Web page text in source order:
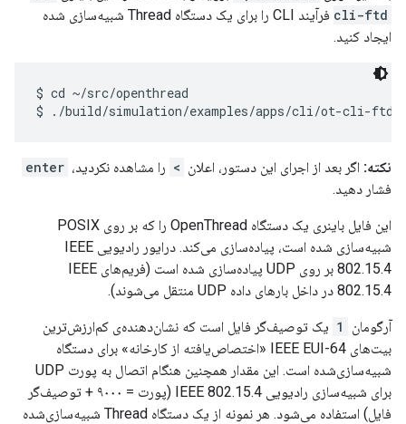
cli-ftd
فرآیند CLI را برای یک دستگاه Thread شبیه‌سازی شده
ایجاد کنید.
$ cd ~/src/openthread
نکته: اگر بعد از اجرای این دستور، اعلان > را مشاهده نکردید، enter
فشار دهید.
این فایل باینری یک دستگاه OpenThread را که بر روی POSIX
شبیه‌سازی شده است، پیاده‌سازی می‌کند. درایور رادیویی IEEE
802.15.4 بر روی UDP پیاده‌سازی شده است (فریم‌های IEEE
802.15.4 در داخل بارهای داده UDP منتقل می‌شوند).
آرگومان 1 یک توصیف‌گر فایل است که نشان‌دهنده‌ی کم‌ارزش‌ترین
بیت‌های IEEE EUI-64 «اختصاص‌یافته از کارخانه» برای دستگاه
شبیه‌سازی‌شده است. این مقدار همچنین هنگام اتصال به پورت UDP
برای شبیه‌سازی رادیویی IEEE 802.15.4 (پورت = ۹۰۰۰ + توصیف‌گر
فایل) استفاده می‌شود. هر نمونه از یک دستگاه Thread شبیه‌سازی‌شده